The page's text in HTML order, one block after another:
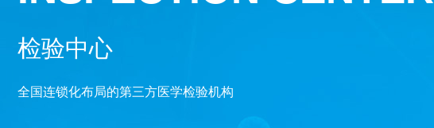
检验中心
全国连锁化布局的第三方医学检验机构